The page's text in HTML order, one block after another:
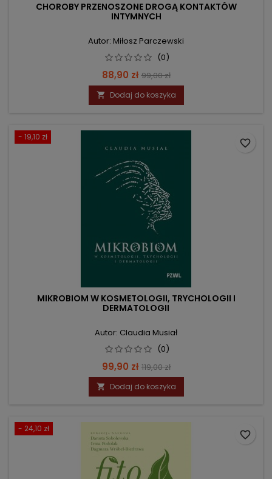
CHOROBY PRZENOSZONE DROGĄ KONTAKTÓW
INTYMNYCH
Autor: Miłosz Parczewski
(0)
Cena
88,90 zł Cena
podstawowa
99,00 zł
 Dodaj do koszyka
- 19,10 zł
MIKROBIOM W KOSMETOLOGII, TRYCHOLOGII I
DERMATOLOGII
Autor: Claudia Musiał
(0)
Cena
99,90 zł Cena
podstawowa
119,00 zł
 Dodaj do koszyka
favorite_border
- 24,10 zł
favorite_border